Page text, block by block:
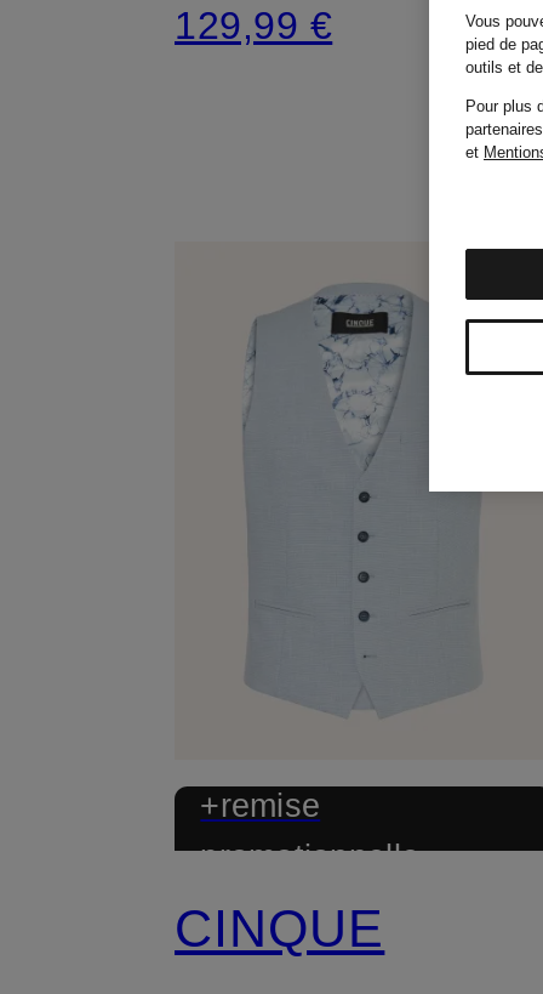
129,99 €
+remise
promotionnelle
Mix & Match
CINQUE
Vous
pied de
outils et
Pour plus
et